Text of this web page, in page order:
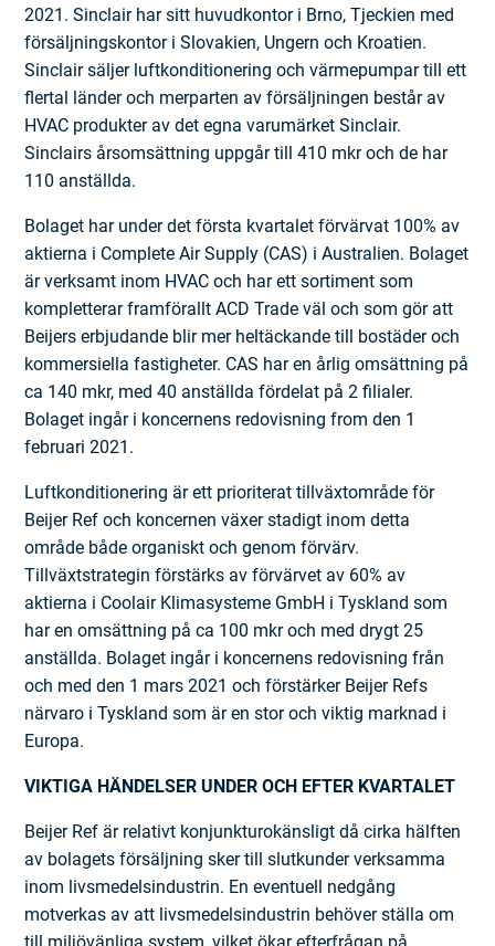
2021. Sinclair har sitt huvudkontor i Brno, Tjeckien med
försäljningskontor i Slovakien, Ungern och Kroatien.
Sinclair säljer luftkonditionering och värmepumpar till ett
flertal länder och merparten av försäljningen består av
HVAC produkter av det egna varumärket Sinclair.
Sinclairs årsomsättning uppgår till 410 mkr och de har
110 anställda.
Bolaget har under det första kvartalet förvärvat 100% av
aktierna i Complete Air Supply (CAS) i Australien. Bolaget
är verksamt inom HVAC och har ett sortiment som
kompletterar framförallt ACD Trade väl och som gör att
Beijers erbjudande blir mer heltäckande till bostäder och
kommersiella fastigheter. CAS har en årlig omsättning på
ca 140 mkr, med 40 anställda fördelat på 2 filialer.
Bolaget ingår i koncernens redovisning from den 1
februari 2021.
Luftkonditionering är ett prioriterat tillväxtområde för
Beijer Ref och koncernen växer stadigt inom detta
område både organiskt och genom förvärv.
Tillväxtstrategin förstärks av förvärvet av 60% av
aktierna i Coolair Klimasysteme GmbH i Tyskland som
har en omsättning på ca 100 mkr och med drygt 25
anställda. Bolaget ingår i koncernens redovisning från
och med den 1 mars 2021 och förstärker Beijer Refs
närvaro i Tyskland som är en stor och viktig marknad i
Europa.
VIKTIGA HÄNDELSER UNDER OCH EFTER KVARTALET
Beijer Ref är relativt konjunkturokänsligt då cirka hälften
av bolagets försäljning sker till slutkunder verksamma
inom livsmedelsindustrin. En eventuell nedgång
motverkas av att livsmedelsindustrin behöver ställa om